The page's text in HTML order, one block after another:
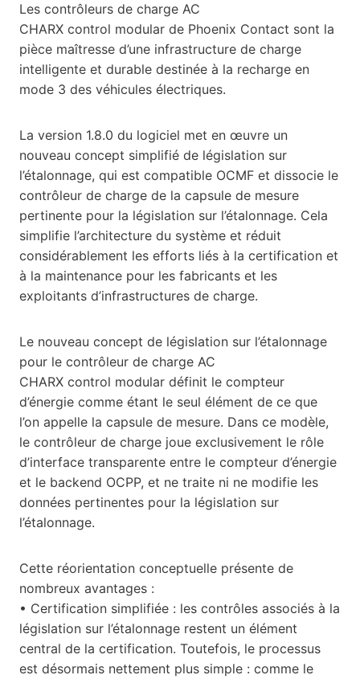
Les contrôleurs de charge AC
CHARX control modular de Phoenix Contact sont la
pièce maîtresse d’une infrastructure de charge
intelligente et durable destinée à la recharge en
mode 3 des véhicules électriques.
La version 1.8.0 du logiciel met en œuvre un
nouveau concept simplifié de législation sur
l’étalonnage, qui est compatible OCMF et dissocie le
contrôleur de charge de la capsule de mesure
pertinente pour la législation sur l’étalonnage. Cela
simplifie l’architecture du système et réduit
considérablement les efforts liés à la certification et
à la maintenance pour les fabricants et les
exploitants d’infrastructures de charge.
Le nouveau concept de législation sur l’étalonnage
pour le contrôleur de charge AC
CHARX control modular définit le compteur
d’énergie comme étant le seul élément de ce que
l’on appelle la capsule de mesure. Dans ce modèle,
le contrôleur de charge joue exclusivement le rôle
d’interface transparente entre le compteur d’énergie
et le backend OCPP, et ne traite ni ne modifie les
données pertinentes pour la législation sur
l’étalonnage.
Cette réorientation conceptuelle présente de
nombreux avantages :
• Certification simplifiée : les contrôles associés à la
législation sur l’étalonnage restent un élément
central de la certification. Toutefois, le processus
est désormais nettement plus simple : comme le